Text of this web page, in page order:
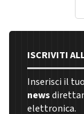
ISCRIVITI
Inserisci il
news
elettronica.